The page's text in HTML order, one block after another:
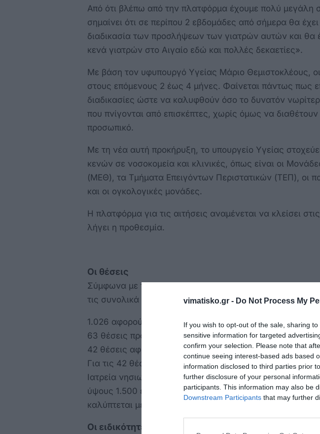
vimatisko.gr - Do Not Process My
If you wish to opt-out of the sale, sharing
sensitive information for targeted
confirm your selection. Please note that
continue seeing interest-based ads based
information disclosed to third parties prior
further disclosure of your personal
participants. This information may also be
Downstream Participants that may further
Από ότι βλέπω από την πλατφόρμα έχουμε πολύ μεγάλη
σημαίνει ότι σε περίπου 2 εβδομάδες από σήμερα θα έχει
διαδικασία των προσλήψεων των γιατρών αυτών και θα
κενά γιατρών στο Αιγαίο εδώ και πολλές δεκαετίες».
Με βάση τον υφυπουργό Υγείας Μάριο Θεμιστοκλέους, οι
στους επόμενους 2 έως 4 μήνες. Φαίνεται πάντως πως
διαδικασίες ώστε να καλυφθούν όσο το δυνατόν
που πνίγονται από επισκέπτες, χωρίς όμως να διαθέτουν
προσωπικό.
Με τη νέα αυτή προκήρυξη, το υπουργείο Υγείας
κενών σε νοσοκομεία και κλινικές, όπως είναι οι
(ΜΕΘ), τα Τμήματα Επειγόντων Περιστατικών (ΤΕΠ), οι
και οι ογκολογικές μονάδες.
Η πλατφόρμα για τις αιτήσεις αναμένεται να κλείσει
λήγει η προθεσμία.
Οι θέσεις
Σύμφωνα με τα στοιχεία που έχουν ανακοινωθεί από το
τις συνολικά 1.131 θέσεις οι:
1.026 αφορούν νοσοκομεία του ΕΣΥ
63 θέσεις προορίζονται για δομές Ψυχικής Υγείας
42 θέσεις αφορούν μονάδες Πρωτοβάθμιας Φροντίδας
Για τις 42 θέσεις σε Περιφερειακά και Πολυδύναμα
Ιατρεία νησιωτικών περιοχών προβλέπεται επιπλέον
ύψους 1.500 ευρώ, πέραν των τακτικών αποδοχών. Η
καλύπτεται μέσω δωρεάς του Stelios Philanthropic
Οι ειδικότητες